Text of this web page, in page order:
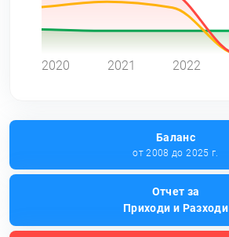
2020 2021 2022
Баланс
от 2008 до 2025 г.
Отчет за
Приходи и Разходи